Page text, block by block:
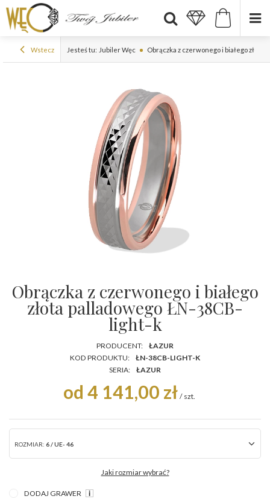
Wstecz Jesteś tu: Jubiler Węc Obrączka z czerwonego i białego
Obrączka z czerwonego i białego
złota palladowego ŁN-38CB-
light-k
PRODUCENT:
ŁAZUR
KOD PRODUKTU:
ŁN-38CB-LIGHT-K
SERIA:
ŁAZUR
od 4 141,00 zł / szt.
ROZMIAR: 6 / UE- 46
Jaki rozmiar wybrać?
DODAJ GRAWER